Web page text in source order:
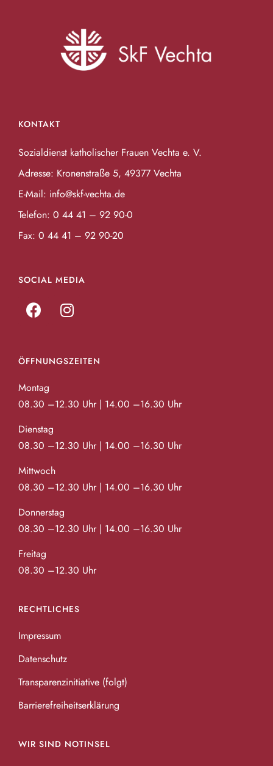
KONTAKT
Sozialdienst katholischer Frauen Vechta e. V.
Adresse: Kronenstraße 5, 49377 Vechta
E-Mail: info@skf-vechta.de
Telefon: 0 44 41 – 92 90-0
Fax: 0 44 41 – 92 90-20
SOCIAL MEDIA
ÖFFNUNGSZEITEN
Montag
08.30 –12.30 Uhr | 14.00 –16.30 Uhr
Dienstag
08.30 –12.30 Uhr | 14.00 –16.30 Uhr
Mittwoch
08.30 –12.30 Uhr | 14.00 –16.30 Uhr
Donnerstag
08.30 –12.30 Uhr | 14.00 –16.30 Uhr
Freitag
08.30 –12.30 Uhr
RECHTLICHES
Impressum
Datenschutz
Transparenzinitiative (folgt)
Barrierefreiheitserklärung
WIR SIND NOTINSEL